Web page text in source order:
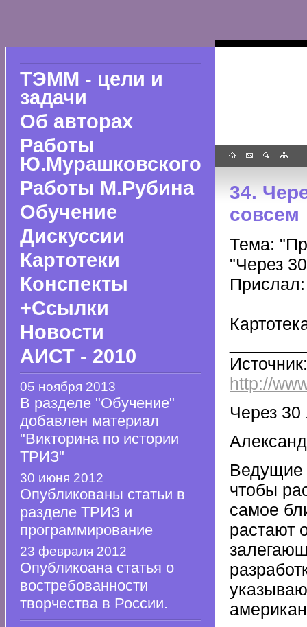
ТЭММ - цели и
задачи
Об авторах
Работы
Ю.Мурашковского
Работы М.Рубина
Обучение
Дискуссии
Картотеки
Конспекты
+Ссылки
Новости
АИСТ - 2010
05 ноября 2013
В разделе "Обучение"
добавлен материал
"Викторина по истории
ТРИЗ"
30 июня 2012
Опубликованы статьи в
разделе ТРИЗ и
программирование
23 февраля 2012
Опубликоана статья о
востребованности
творчества в России.
34.
совсем
Тема:
"Через
Источник:
http://
Через 30
Ведущие
чтобы
самое
растают